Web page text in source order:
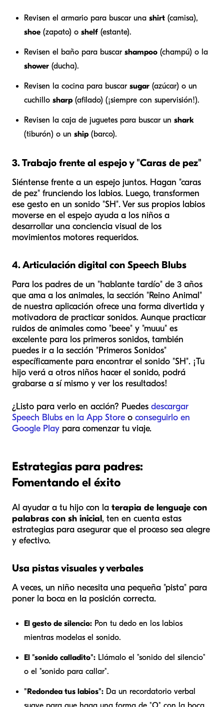
Revisen el armario para buscar una shirt (camisa),
shoe (zapato) o shelf (estante).
Revisen el baño para buscar shampoo (champú) o la
shower (ducha).
Revisen la cocina para buscar sugar (azúcar) o un
cuchillo sharp (afilado) (¡siempre con supervisión!).
Revisen la caja de juguetes para buscar un shark
(tiburón) o un ship (barco).
3. Trabajo frente al espejo y "Caras de pez"
Siéntense frente a un espejo juntos. Hagan "caras
de pez" frunciendo los labios. Luego, transformen
ese gesto en un sonido "SH". Ver sus propios labios
moverse en el espejo ayuda a los niños a
desarrollar una conciencia visual de los
movimientos motores requeridos.
4. Articulación digital con Speech Blubs
Para los padres de un "hablante tardío" de 3 años
que ama a los animales, la sección "Reino Animal"
de nuestra aplicación ofrece una forma divertida y
motivadora de practicar sonidos. Aunque practicar
ruidos de animales como "beee" y "muuu" es
excelente para los primeros sonidos, también
puedes ir a la sección "Primeros Sonidos"
específicamente para encontrar el sonido "SH". ¡Tu
hijo verá a otros niños hacer el sonido, podrá
grabarse a sí mismo y ver los resultados!
¿Listo para verlo en acción? Puedes descargar
Speech Blubs en la App Store o conseguirlo en
Google Play para comenzar tu viaje.
Estrategias para padres:
Fomentando el éxito
Al ayudar a tu hijo con la terapia de lenguaje con
palabras con sh inicial, ten en cuenta estas
estrategias para asegurar que el proceso sea alegre
y efectivo.
Usa pistas visuales y verbales
A veces, un niño necesita una pequeña "pista" para
poner la boca en la posición correcta.
El gesto de silencio: Pon tu dedo en los labios
mientras modelas el sonido.
El "sonido calladito": Llámalo el "sonido del silencio"
o el "sonido para callar".
"Redondea tus labios": Da un recordatorio verbal